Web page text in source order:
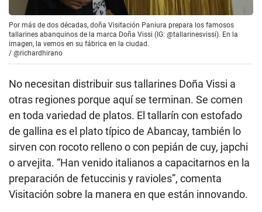
Por más de dos décadas, doña Visitación Paniura prepara los famosos
tallarines abanquinos de la marca Doña Vissi (IG: @tallarinesvissi). En la
imagen, la vemos en su fábrica en la ciudad.
/ @richardhirano
No necesitan distribuir sus tallarines Doña Vissi a
otras regiones porque aquí se terminan. Se comen
en toda variedad de platos. El tallarín con estofado
de gallina es el plato típico de Abancay, también lo
sirven con rocoto relleno o con pepián de cuy, japchi
o arvejita. “Han venido italianos a capacitarnos en la
preparación de fetuccinis y ravioles”, comenta
Visitación sobre la manera en que están innovando.